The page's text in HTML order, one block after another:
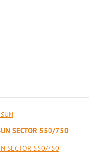
SECTOR 550/750
SECTOR 550/750